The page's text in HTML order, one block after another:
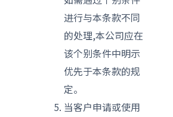
进行与本条款不同
的处理,本公司应在
该个别条件中明示
优先于本条款的规
定。
当客户申请或使用